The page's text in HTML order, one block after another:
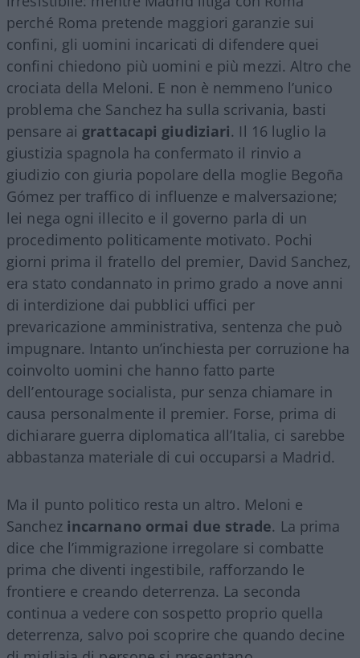
perché Roma pretende maggiori garanzie sui
confini, gli uomini incaricati di difendere quei
confini chiedono più uomini e più mezzi. Altro che
crociata della Meloni. E non è nemmeno l’unico
problema che Sanchez ha sulla scrivania, basti
pensare ai grattacapi giudiziari. Il 16 luglio la
giustizia spagnola ha confermato il rinvio a
giudizio con giuria popolare della moglie Begoña
Gómez per traffico di influenze e malversazione;
lei nega ogni illecito e il governo parla di un
procedimento politicamente motivato. Pochi
giorni prima il fratello del premier, David Sanchez,
era stato condannato in primo grado a nove anni
di interdizione dai pubblici uffici per
prevaricazione amministrativa, sentenza che può
impugnare. Intanto un’inchiesta per corruzione ha
coinvolto uomini che hanno fatto parte
dell’entourage socialista, pur senza chiamare in
causa personalmente il premier. Forse, prima di
dichiarare guerra diplomatica all’Italia, ci sarebbe
abbastanza materiale di cui occuparsi a Madrid.
Ma il punto politico resta un altro. Meloni e
Sanchez incarnano ormai due strade. La prima
dice che l’immigrazione irregolare si combatte
prima che diventi ingestibile, rafforzando le
frontiere e creando deterrenza. La seconda
continua a vedere con sospetto proprio quella
deterrenza, salvo poi scoprire che quando decine